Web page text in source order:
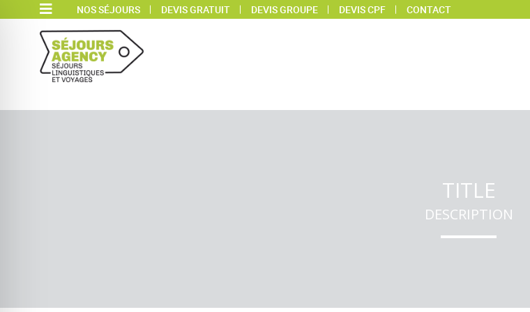
NOS SÉJOURS DEVIS GRATUIT DEVIS GROUPE DEVIS CPF CONTACT
TITLE
DESCRIPTION